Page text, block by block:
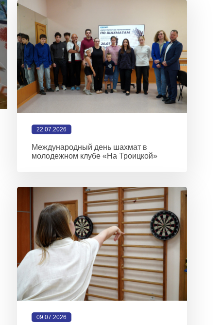
22.07.2026
Международный день шахмат в
молодежном клубе «На Троицкой»
09.07.2026